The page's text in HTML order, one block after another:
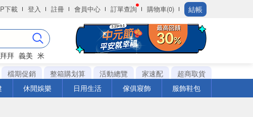
下載 登入 註冊 會員中心 訂單查詢 購物車(0) 結帳
拜 義美 米
檔期促銷 整箱購划算 活動總覽 家速配
超商取貨
休閒娛樂 日用生活 傢俱寢飾 服飾鞋包